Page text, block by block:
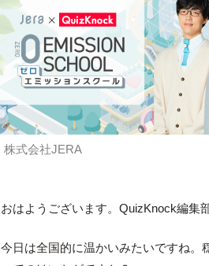
株式会社JERA
おはようございます。QuizKnock編集
今日は全国的に温かいみたいですね。